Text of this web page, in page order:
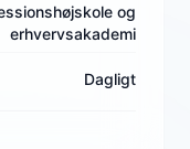
og
erhvervsakademi
Dagligt